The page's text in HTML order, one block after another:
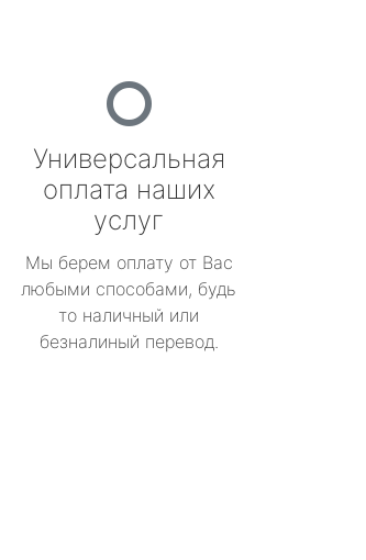
Универсальная
оплата наших
услуг
Мы берем оплату от Вас
любыми способами, будь
то наличный или
безналиный перевод.